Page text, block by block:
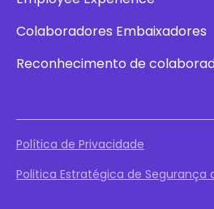
Colaboradores Embaixadores
Reconhecimento de
Política de Privacidade
Politica Estratégica de Segurança